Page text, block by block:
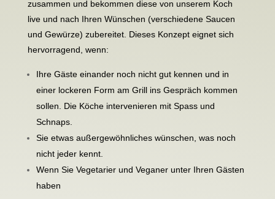
zusammen und bekommen diese von unserem Koch
live und nach Ihren Wünschen (verschiedene Saucen
und Gewürze) zubereitet. Dieses Konzept eignet sich
hervorragend, wenn:
Ihre Gäste einander noch nicht gut kennen und in
einer lockeren Form am Grill ins Gespräch kommen
sollen. Die Köche intervenieren mit Spass und
Schnaps.
Sie etwas außergewöhnliches wünschen, was noch
nicht jeder kennt.
Wenn Sie Vegetarier und Veganer unter Ihren Gästen
haben